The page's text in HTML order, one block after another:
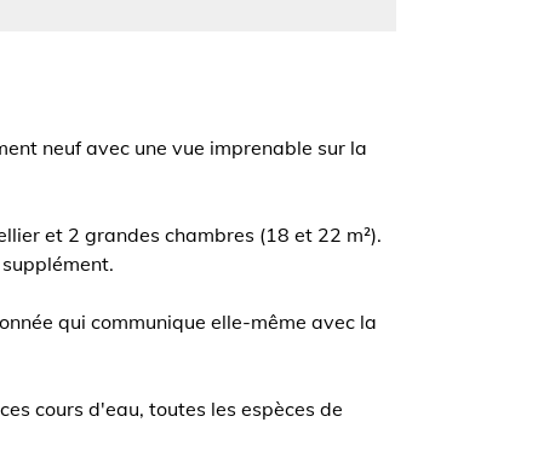
neuf avec une vue imprenable sur la
et 2 grandes chambres (18 et 22 m²).
qui communique elle-même avec la
cours d'eau, toutes les espèces de